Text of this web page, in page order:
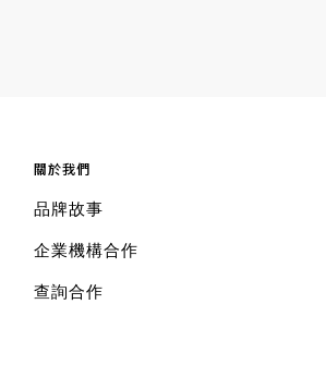
關於我們
品牌故事
企業機構合作
查詢合作